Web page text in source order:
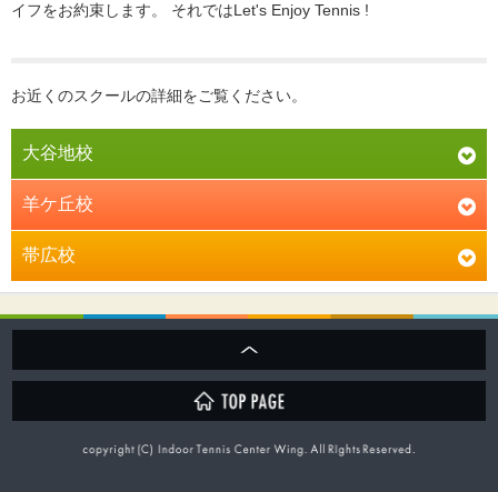
イフをお約束します。 それではLet's Enjoy Tennis !
お近くのスクールの詳細をご覧ください。
大谷地校 $
羊ケ丘校 $
帯広校 $